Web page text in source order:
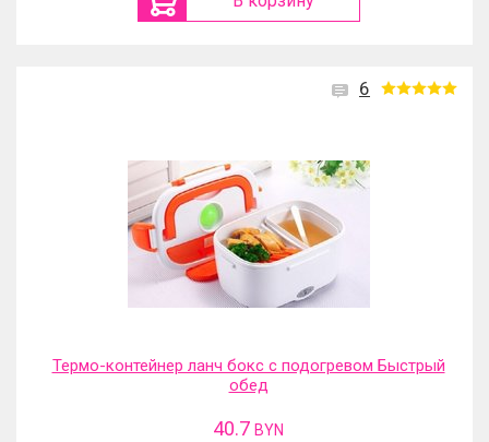
6
Термо-контейнер ланч бокс с подогревом Быстрый
обед
40.7 BYN